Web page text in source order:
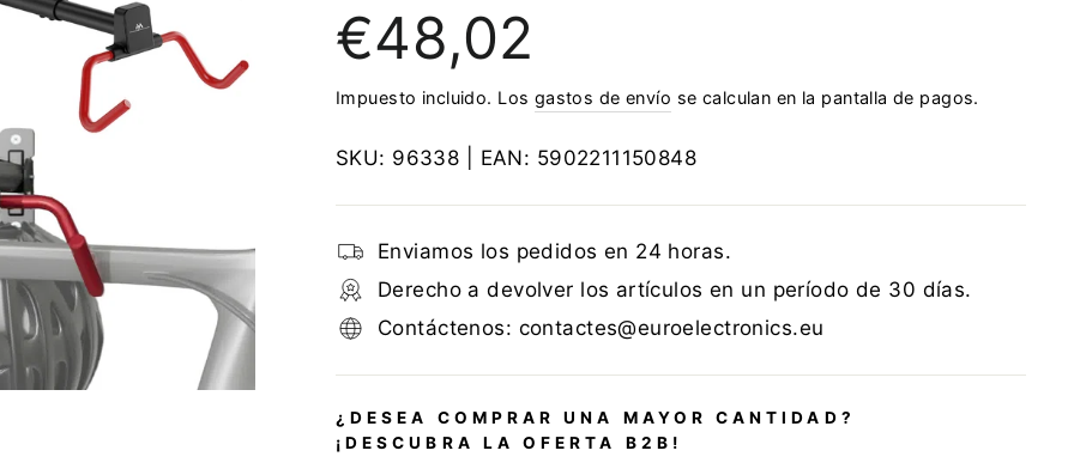
regular
€48,02
Impuesto incluido. Los gastos de envío se calculan en la pantalla de pagos.
SKU: 96338 | EAN: 5902211150848
Enviamos los pedidos en 24 horas.
Derecho a devolver los artículos en un período de 30 días.
Contáctenos: contactes@euroelectronics.eu
¿DESEA COMPRAR UNA MAYOR CANTIDAD?
¡DESCUBRA LA OFERTA B2B!